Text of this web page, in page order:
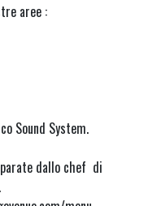
aree :
Sound System.
dallo chef di